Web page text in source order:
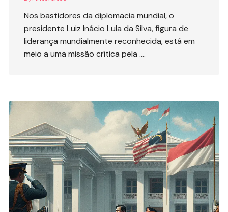
Nos bastidores da diplomacia mundial, o
presidente Luiz Inácio Lula da Silva, figura de
liderança mundialmente reconhecida, está em
meio a uma missão crítica pela ….